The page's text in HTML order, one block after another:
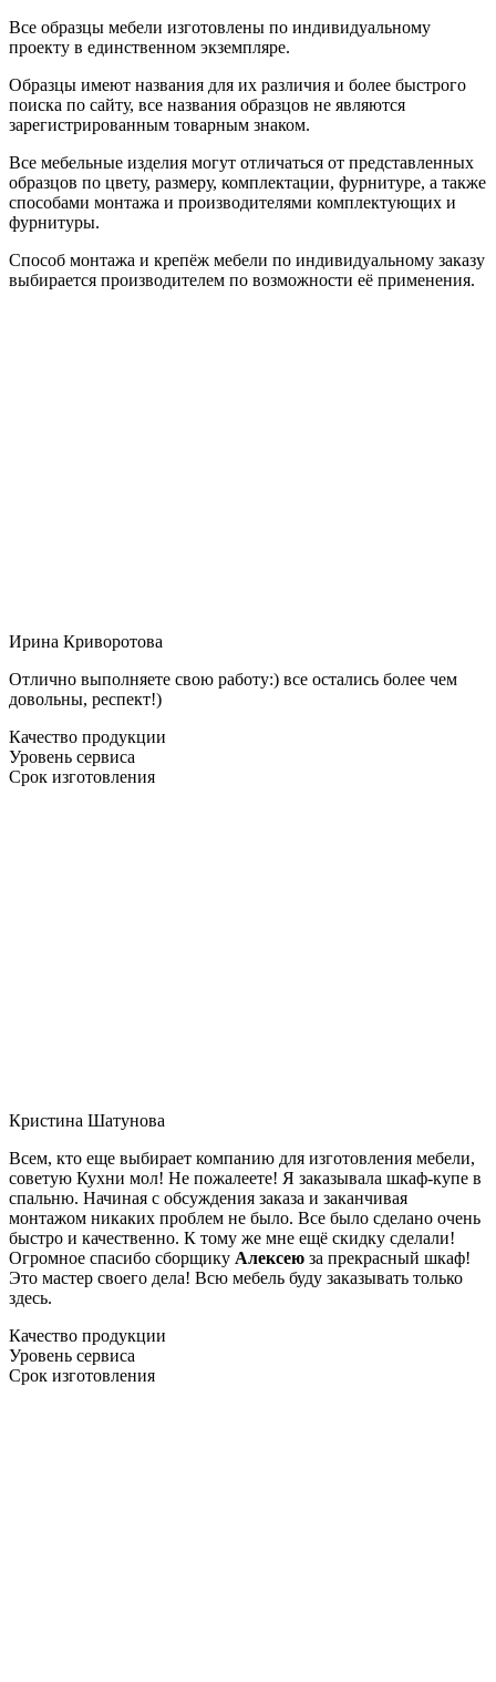
Все образцы мебели изготовлены по индивидуальному
проекту в единственном экземпляре.
Образцы имеют названия для их различия и более быстрого
поиска по сайту, все названия образцов не являются
зарегистрированным товарным знаком.
Все мебельные изделия могут отличаться от представленных
образцов по цвету, размеру, комплектации, фурнитуре, а также
способами монтажа и производителями комплектующих и
фурнитуры.
Способ монтажа и крепёж мебели по индивидуальному заказу
выбирается производителем по возможности её применения.
Ирина Криворотова
Отлично выполняете свою работу:) все остались более чем
довольны, респект!)
Качество продукции
Уровень сервиса
Срок изготовления
Кристина Шатунова
Всем, кто еще выбирает компанию для изготовления мебели,
советую Кухни мол! Не пожалеете! Я заказывала шкаф-купе в
спальню. Начиная с обсуждения заказа и заканчивая
монтажом никаких проблем не было. Все было сделано очень
быстро и качественно. К тому же мне ещё скидку сделали!
Огромное спасибо сборщику Алексею за прекрасный шкаф!
Это мастер своего дела! Всю мебель буду заказывать только
здесь.
Качество продукции
Уровень сервиса
Срок изготовления